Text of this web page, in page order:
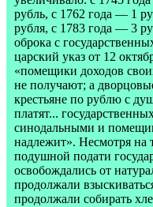
рубль, с 1762 года — 1
рубля, с 1783 года — 3
оброка с
царский указ от 12
«помещики доходов
не получают; а
крестьяне по рублю с
платят...
синодальными и
надлежит». Несмотря на
подушной подати
освобождались от
продолжали
продолжали собирать